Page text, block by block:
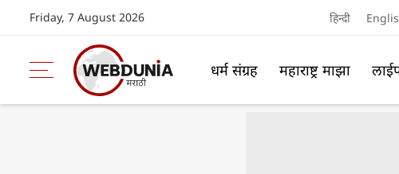
Friday, 7 August 2026 हिन्दी
धर्म संग्रह महाराष्ट्र माझा